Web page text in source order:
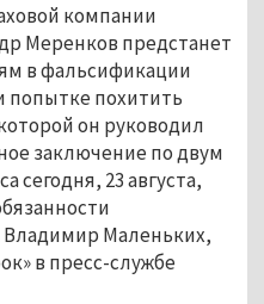
компании
Меренков предстанет
в фальсификации
попытке похитить
он руководил
заключение по двум
сегодня, 23 августа,
Владимир Маленьких,
в пресс-службе